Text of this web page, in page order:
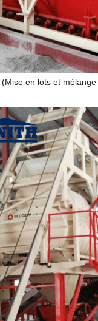
(Mise en lots et